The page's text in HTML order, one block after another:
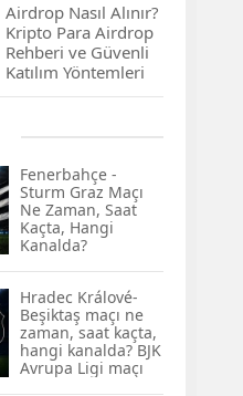
Airdrop Nasıl Alınır?
Kripto Para Airdrop
Rehberi ve Güvenli
Katılım Yöntemleri
Hangi Piyasa Sizin
İçin Daha Uygun?
ABD-İran Anlaşması
Sonrası Altın Rekora
Koştu, Petrol
Fiyatları Sert Düştü
Temmuz 2026 Maaş
Zammı Netleşiyor!
Memur, Emekli ve
Fenerbahçe -
Sturm Graz Maçı
Ne Zaman, Saat
Kaçta, Hangi
Kanalda?
Hradec Králové-
Beşiktaş maçı ne
zaman, saat kaçta,
hangi kanalda? BJK
Avrupa Ligi maçı